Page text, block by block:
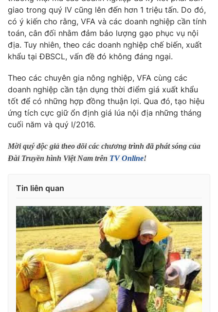
Sản phẩm
Thị trường
Tư vấn
Lịch phát sóng
Chuyên mục khác
Emagazine Podcast
Photo Infographic
VTV Sức khoẻ
Thị trường 24h Tấm lòng Việt
VTV4 Vươn mình bằng AI
VTV9 VTV8
Liên hệ tòa soạn English
giao trong quý IV cũng lên đến hơn 1 triệu tấn. Do đó,
có ý kiến cho rằng, VFA và các doanh nghiệp cần tính
toán, cân đối nhằm đảm bảo lượng gạo phục vụ nội
địa. Tuy nhiên, theo các doanh nghiệp chế biến, xuất
khẩu tại ĐBSCL, vấn đề đó không đáng ngại.
Theo các chuyên gia nông nghiệp, VFA cùng các
doanh nghiệp cần tận dụng thời điểm giá xuất khẩu
tốt để có những hợp đồng thuận lợi. Qua đó, tạo hiệu
ứng tích cực giữ ổn định giá lúa nội địa những tháng
cuối năm và quý I/2016.
Mời quý độc giả theo dõi các chương trình đã phát sóng của
Đài Truyền hình Việt Nam trên TV Online!
Tin liên quan